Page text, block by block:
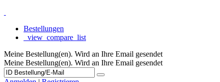
Bestellungen
_view_compare_list
Meine Bestellung(en). Wird an Ihre Email gesendet
Meine Bestellung(en). Wird an Ihre Email gesendet